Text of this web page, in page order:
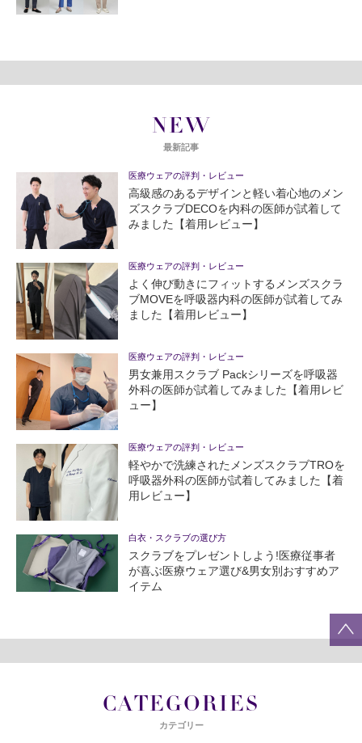
NEW
最新記事
医療ウェアの評判・レビュー
高級感のあるデザインと軽い着心地のメン
ズスクラブDECOを内科の医師が試着して
みました【着用レビュー】
医療ウェアの評判・レビュー
よく伸び動きにフィットするメンズスクラ
ブMOVEを呼吸器内科の医師が試着してみ
ました【着用レビュー】
医療ウェアの評判・レビュー
男女兼用スクラブ Packシリーズを呼吸器
外科の医師が試着してみました【着用レビ
ュー】
医療ウェアの評判・レビュー
軽やかで洗練されたメンズスクラブTROを
呼吸器外科の医師が試着してみました【着
用レビュー】
白衣・スクラブの選び方
スクラブをプレゼントしよう!医療従事者
が喜ぶ医療ウェア選び&男女別おすすめア
イテム
CATEGORIES
カテゴリー